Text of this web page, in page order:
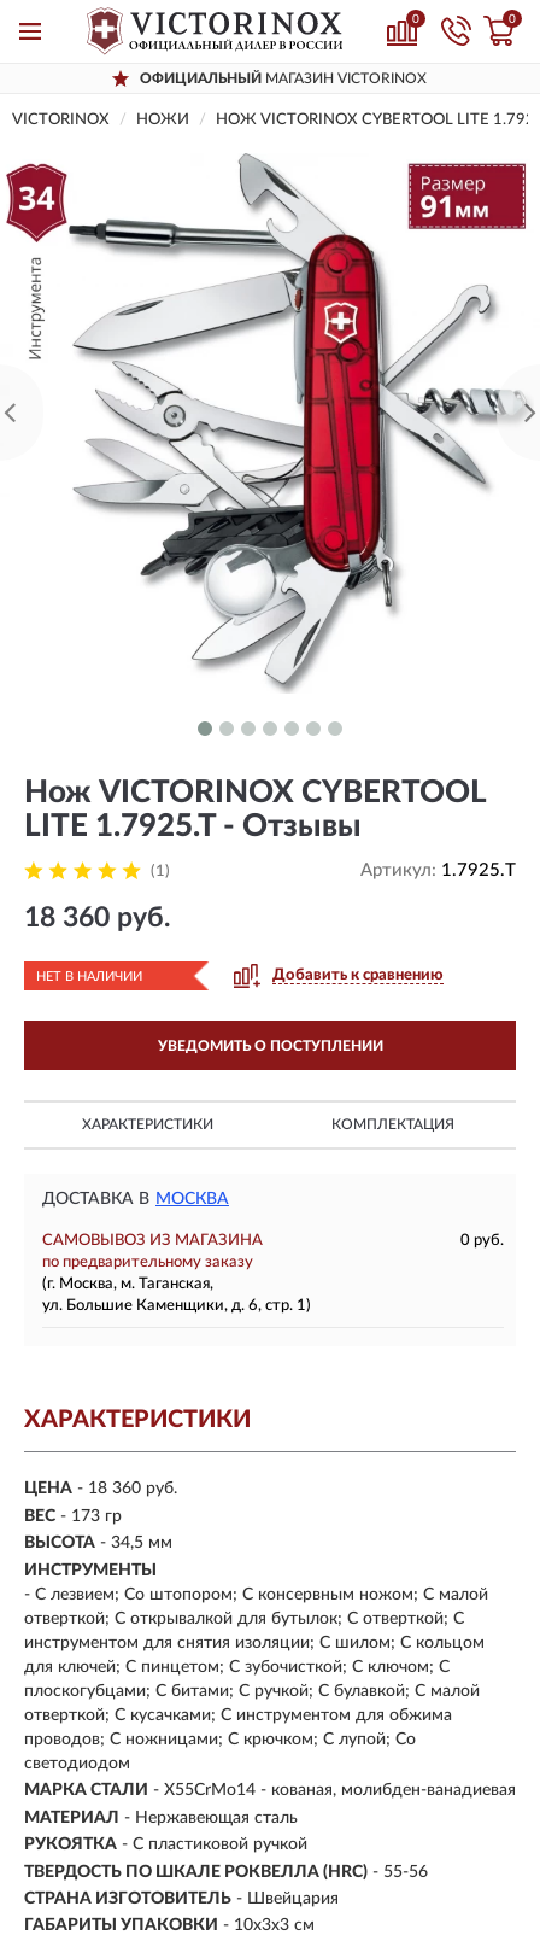
0 0
ОФИЦИАЛЬНЫЙМАГАЗИН VICTORINOX
VICTORINOX НОЖИ НОЖ VICTORINOX CYBERTOOL LITE
Нож VICTORINOX CYBERTOOL
LITE 1.7925.T - Отзывы
(1) Артикул: 1.7925.T
18 360 руб.
НЕТ В НАЛИЧИИ Добавить к сравнению
УВЕДОМИТЬ О ПОСТУПЛЕНИИ
ХАРАКТЕРИСТИКИ КОМПЛЕКТАЦИЯ
ДОСТАВКА В МОСКВА
САМОВЫВОЗ ИЗ МАГАЗИНА
0 руб.
по предварительному заказу
(г. Москва, м. Таганская,
ул. Большие Каменщики, д. 6, стр. 1)
ХАРАКТЕРИСТИКИ
ЦЕНА - 18 360 руб.
ВЕС - 173 гр
ВЫСОТА - 34,5 мм
ИНСТРУМЕНТЫ
- С лезвием; Со штопором; С консервным ножом; С малой
отверткой; С открывалкой для бутылок; С отверткой; С
инструментом для снятия изоляции; С шилом; С кольцом
для ключей; С пинцетом; С зубочисткой; С ключом; С
плоскогубцами; С битами; С ручкой; С булавкой; С малой
отверткой; С кусачками; С инструментом для обжима
проводов; С ножницами; С крючком; С лупой; Со
светодиодом
МАРКА СТАЛИ - X55CrMo14 - кованая, молибден-ванадиевая
МАТЕРИАЛ - Нержавеющая сталь
РУКОЯТКА - С пластиковой ручкой
ТВЕРДОСТЬ ПО ШКАЛЕ РОКВЕЛЛА (HRC) - 55-56
СТРАНА ИЗГОТОВИТЕЛЬ - Швейцария
ГАБАРИТЫ УПАКОВКИ - 10x3x3 см